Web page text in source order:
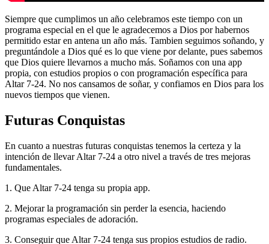
Siempre que cumplimos un año celebramos este tiempo con un
programa especial en el que le agradecemos a Dios por habernos
permitido estar en antena un año más. Tambien seguimos soñando, y
preguntándole a Dios qué es lo que viene por delante, pues sabemos
que Dios quiere llevarnos a mucho más. Soñamos con una app
propia, con estudios propios o con programación específica para
Altar 7-24. No nos cansamos de soñar, y confiamos en Dios para los
nuevos tiempos que vienen.
Futuras Conquistas
En cuanto a nuestras futuras conquistas tenemos la certeza y la
intención de llevar Altar 7-24 a otro nivel a través de tres mejoras
fundamentales.
1. Que Altar 7-24 tenga su propia app.
2. Mejorar la programación sin perder la esencia, haciendo
programas especiales de adoración.
3. Conseguir que Altar 7-24 tenga sus propios estudios de radio.